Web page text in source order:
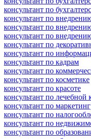
консультант по
консультант по
консультант по
консультант по
консультант по
консультант по
консультант по кадрам
консультант по
консультант по косметике
консультант по красоте
консультант по лечебной
консультант по
консультант по
консультант по
консультант по